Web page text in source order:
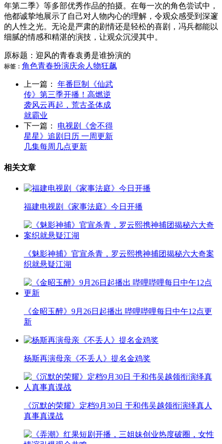
年第二季》等多部优秀作品的拍摄。在每一次的角色尝试中，
他都诚挚地展示了自己对人物内心的理解，令观众感受到深邃
的人性之光。无论是严肃的剧情还是轻松的喜剧，冯兵都能以
细腻的情感和精湛的演技，让观众沉浸其中。
原标题：迎风的青春袁勇是谁扮演的
标签： 角色青春扮演庆余 人物狂飙
上一篇：
年番巨制《仙武
传》第三季开播！高燃逆
袭风云再起，荒古圣体成
就霸业
下一篇：
电视剧《舍不得
星星》追剧日历 一周更新
几集每周几点更新
相关文章
福建电视剧《家事法庭》今日开播
《魅影神捕》官宣杀青，罗云熙携神捕团揭秘六大奇案
织就悬疑江湖
《金昭玉醉》9月26日起播出 哔哩哔哩每日中午12点更
新
杨斯再演母亲《不丢人》提名金鸡奖
《沉默的荣耀》定档9月30日 于和伟吴越领衔演绎真人
真事真谍战